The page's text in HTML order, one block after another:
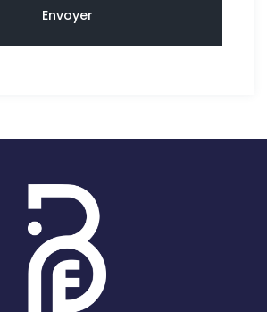
Envoyer